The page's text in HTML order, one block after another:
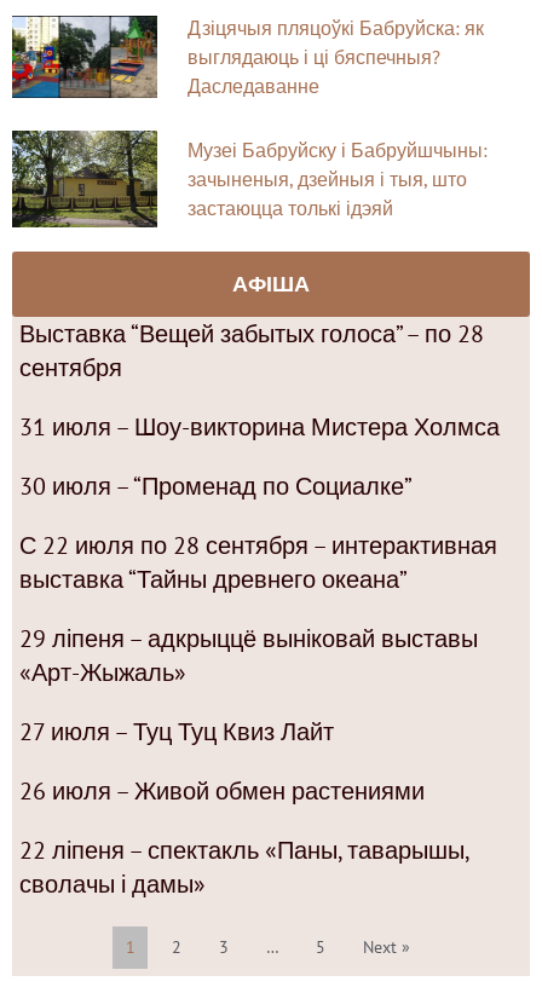
Дзіцячыя пляцоўкі Бабруйска: як
выглядаюць і ці бяспечныя?
Даследаванне
Музеі Бабруйску і Бабруйшчыны:
зачыненыя, дзейныя і тыя, што
застаюцца толькі ідэяй
АФІША
Выставка “Вещей забытых голоса” – по 28
сентября
31 июля – Шоу-викторина Мистера Холмса
30 июля – “Променад по Социалке”
С 22 июля по 28 сентября – интерактивная
выставка “Тайны древнего океана”
29 ліпеня – адкрыццё выніковай выставы
«Арт-Жыжаль»
27 июля – Туц Туц Квиз Лайт
26 июля – Живой обмен растениями
22 ліпеня – спектакль «Паны, таварышы,
сволачы і дамы»
1 2 3 … 5 Next »